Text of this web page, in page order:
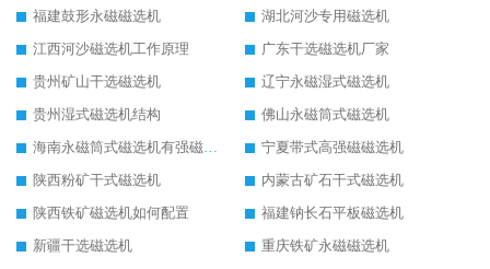
福建鼓形永磁磁选机
湖北河沙专用磁选机
江西河沙磁选机工作原理
广东干选磁选机厂家
贵州矿山干选磁选机
辽宁永磁湿式磁选机
贵州湿式磁选机结构
佛山永磁筒式磁选机
海南永磁筒式磁选机有强磁的吗
宁夏带式高强磁磁选机
陕西粉矿干式磁选机
内蒙古矿石干式磁选机
陕西铁矿磁选机如何配置
福建钠长石平板磁选机
新疆干选磁选机
重庆铁矿永磁磁选机